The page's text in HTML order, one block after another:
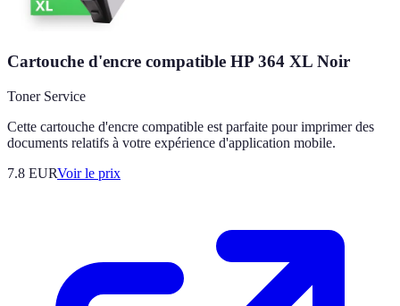
Cartouche d'encre compatible HP 364 XL Noir
Toner Service
Cette cartouche d'encre compatible est parfaite pour imprimer des
documents relatifs à votre expérience d'application mobile.
7.8 EURVoir le prix